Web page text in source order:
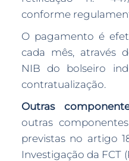
conforme
O pagamento é
cada mês, através
NIB do bolseiro
contratualização.
Outras
outras
previstas no artigo
Investigação da FCT